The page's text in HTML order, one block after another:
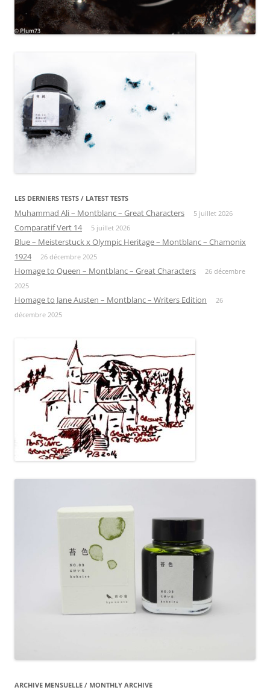
LES DERNIERS TESTS / LATEST TESTS
Muhammad Ali – Montblanc – Great Characters 5 juillet 2026
Comparatif Vert 14 5 juillet 2026
Blue – Meisterstuck x Olympic Heritage – Montblanc – Chamonix
1924
26 décembre 2025
Homage to Queen – Montblanc – Great Characters
26 décembre
2025
Homage to Jane Austen – Montblanc – Writers Edition
26
décembre 2025
ARCHIVE MENSUELLE / MONTHLY ARCHIVE